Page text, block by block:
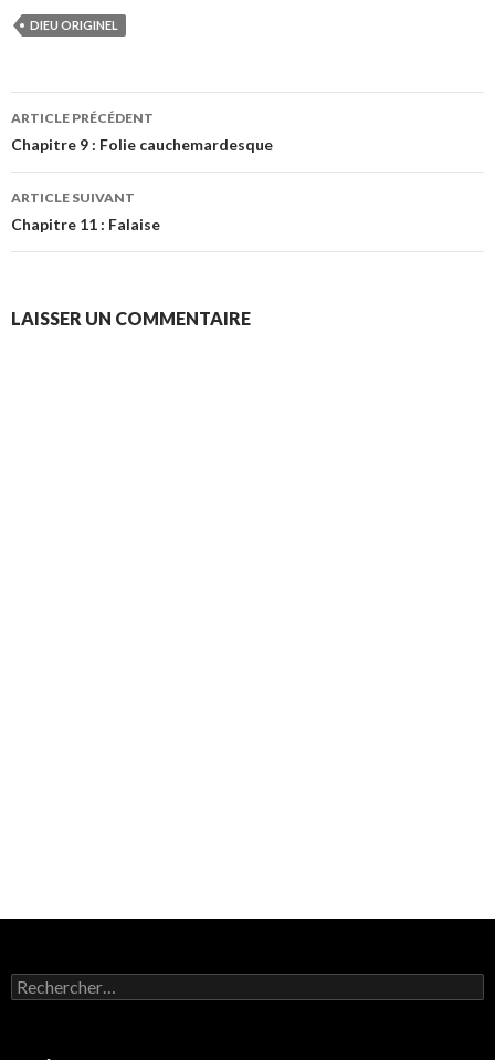
DIEU ORIGINEL
Navigation
des
articles
ARTICLE PRÉCÉDENT
Chapitre 9 : Folie cauchemardesque
ARTICLE SUIVANT
Chapitre 11 : Falaise
LAISSER UN COMMENTAIRE
Rechercher :